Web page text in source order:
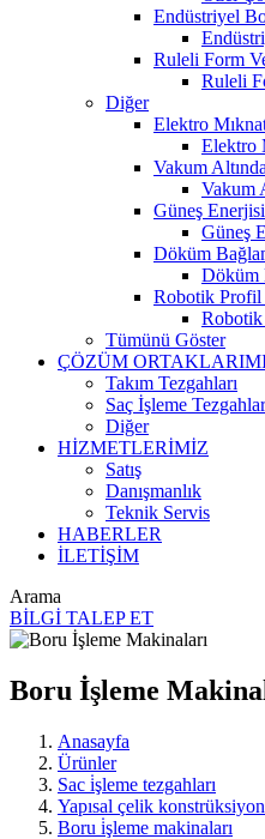
Endüstriyel
Ruleli Form
Ruleli
Diğer
Elektro
Elektro
Vakum
Vakum
Güneş
Güneş
Döküm
Döküm
Robotik Profil
Robotik
Tümünü Göster
ÇÖZÜM
Takım Tezgahları
Saç İşleme
Diğer
HİZMETLERİMİZ
Satış
Danışmanlık
Teknik Servis
HABERLER
İLETİŞİM
Arama
BİLGİ TALEP ET
Boru İşleme
Anasayfa
Ürünler
Sac i̇şleme tezgahları
Yapısal çelik
Boru i̇şleme makinaları